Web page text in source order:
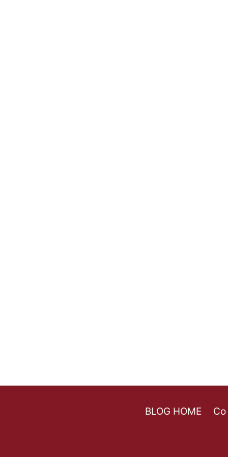
BLOG HOME